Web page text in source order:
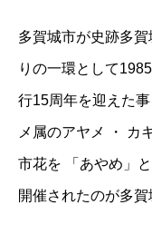
多賀城市が史跡多
りの一環として
行15周年を迎えた
メ属のアヤメ ・ カ
市花を 「あやめ」
開催されたのが多賀